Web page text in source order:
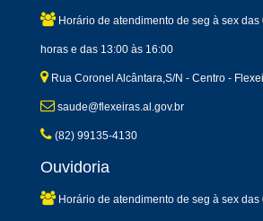
Horário de atendimento de seg à sex das
horas e das 13:00 às 16:00
Rua Coronel Alcântara,S/N - Centro -
saude@flexeiras.al.gov.br
(82) 99135-4130
Ouvidoria
Horário de atendimento de seg à sex das